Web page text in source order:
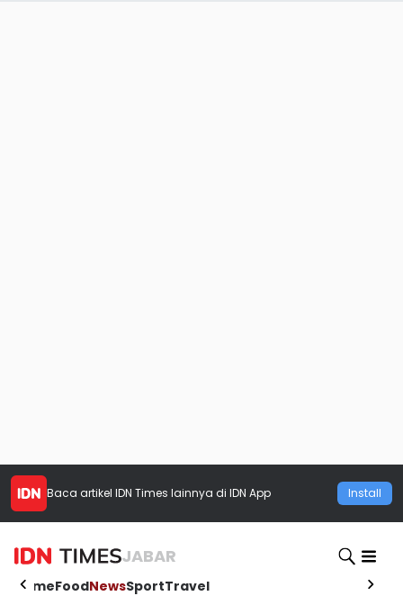
Baca artikel IDN Times lainnya di IDN App Install
JABAR
HomeFoodNewsSportTravel